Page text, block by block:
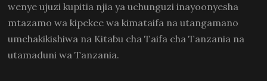
wenye ujuzi kupitia njia ya uchunguzi inayoonyesha
mtazamo wa kipekee wa kimataifa na utangamano
umehakikishiwa na Kitabu cha Taifa cha Tanzania na
utamaduni wa Tanzania.